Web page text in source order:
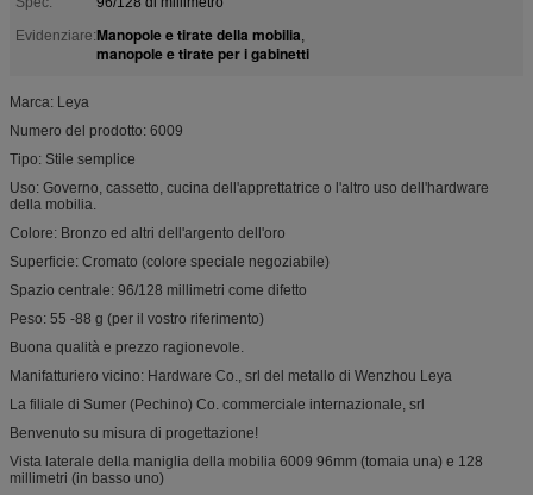
Evidenziare:Manopole e tirate della mobilia,
manopole e tirate per i gabinetti
Marca: Leya
Numero del prodotto: 6009
Tipo: Stile semplice
Uso: Governo, cassetto, cucina dell'apprettatrice o l'altro uso dell'hardware
della mobilia.
Colore: Bronzo ed altri dell'argento dell'oro
Superficie: Cromato (colore speciale negoziabile)
Spazio centrale: 96/128 millimetri come difetto
Peso: 55 -88 g (per il vostro riferimento)
Buona qualità e prezzo ragionevole.
Manifatturiero vicino: Hardware Co., srl del metallo di Wenzhou Leya
La filiale di Sumer (Pechino) Co. commerciale internazionale, srl
Benvenuto su misura di progettazione!
Vista laterale della maniglia della mobilia 6009 96mm (tomaia una) e 128
millimetri (in basso uno)